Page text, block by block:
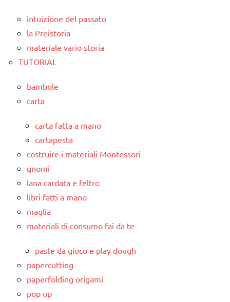
intuizione del passato
la Preistoria
materiale vario storia
TUTORIAL
bambole
carta
carta fatta a mano
cartapesta
costruire i materiali Montessori
gnomi
lana cardata e feltro
libri fatti a mano
maglia
materiali di consumo fai da te
paste da gioco e play dough
papercutting
paperfolding origami
pop up